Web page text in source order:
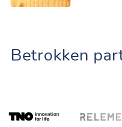
Betrokken